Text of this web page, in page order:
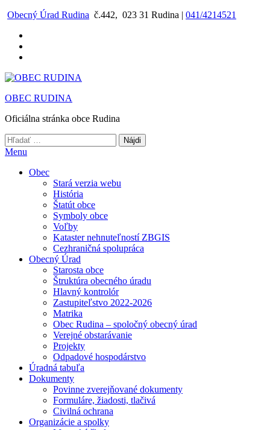
Preskočiť
obsah
Obecný Úrad Rudina č.442, 023 31 Rudina | 041/4214521
OBEC RUDINA
Oficiálna stránka obce Rudina
Hľadať:
Menu
Obec
Stará verzia webu
História
Štatút obce
Symboly obce
Voľby
Kataster nehnuteľností ZBGIS
Cezhraničná spolupráca
Obecný Úrad
Starosta obce
Štruktúra obecného úradu
Hlavný kontrolór
Zastupiteľstvo 2022-2026
Matrika
Obec Rudina – spoločný obecný úrad
Verejné obstarávanie
Projekty
Odpadové hospodárstvo
Úradná tabuľa
Dokumenty
Povinne zverejňované dokumenty
Formuláre, žiadosti, tlačivá
Civilná ochrana
Organizácie a spolky